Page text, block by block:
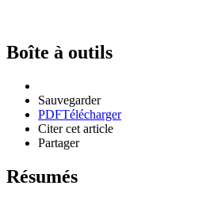
Boîte à outils
Sauvegarder
PDFTélécharger
Citer cet article
Partager
Résumés